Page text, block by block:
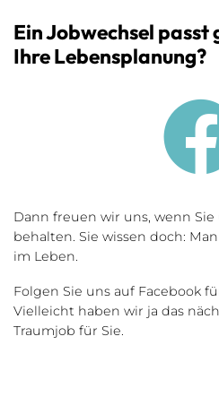
Ein Jobwechsel passt
Ihre Lebensplanung?
Dann freuen wir uns, wenn
behalten. Sie wissen doch:
im Leben.
Folgen Sie uns auf Facebook
Vielleicht haben wir ja das
Traumjob für Sie.